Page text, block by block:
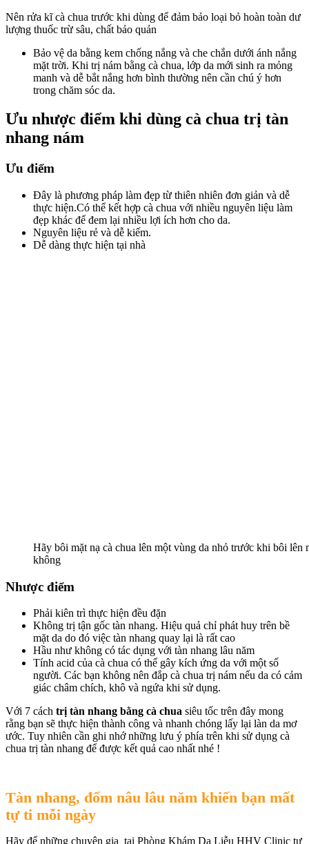
Nên rửa kĩ cà chua trước khi dùng để đảm bảo loại bỏ hoàn toàn dư
lượng thuốc trừ sâu, chất bảo quản
Bảo vệ da bằng kem chống nắng và che chắn dưới ánh nắng
mặt trời. Khi trị nám bằng cà chua, lớp da mới sinh ra mỏng
manh và dễ bắt nắng hơn bình thường nên cần chú ý hơn
trong chăm sóc da.
Ưu nhược điểm khi dùng cà chua trị tàn
nhang nám
Ưu điểm
Đây là phương pháp làm đẹp từ thiên nhiên đơn giản và dễ
thực hiện.Có thể kết hợp cà chua với nhiều nguyên liệu làm
đẹp khác để đem lại nhiều lợi ích hơn cho da.
Nguyên liệu rẻ và dễ kiếm.
Dễ dàng thực hiện tại nhà
Hãy bôi mặt nạ cà chua lên một vùng da nhỏ trước khi bôi lên
không
Nhược điểm
Phải kiên trì thực hiện đều đặn
Không trị tận gốc tàn nhang. Hiệu quả chỉ phát huy trên bề
mặt da do đó việc tàn nhang quay lại là rất cao
Hầu như không có tác dụng với tàn nhang lâu năm
Tính acid của cà chua có thể gây kích ứng da với một số
người. Các bạn không nên đắp cà chua trị nám nếu da có cảm
giác châm chích, khô và ngứa khi sử dụng.
Với 7 cách trị tàn nhang bằng cà chua siêu tốc trên đây mong
rằng bạn sẽ thực hiện thành công và nhanh chóng lấy lại làn da mơ
ước. Tuy nhiên cần ghi nhớ những lưu ý phía trên khi sử dụng cà
chua trị tàn nhang để được kết quả cao nhất nhé !
Tàn nhang, đốm nâu lâu năm khiến bạn mất
tự ti mỗi ngày
Hãy để những chuyên gia tại Phòng Khám Da Liễu HHV Clinic tư